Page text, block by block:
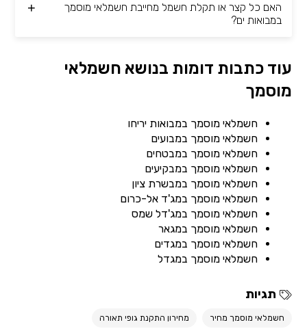
האם כל קצר או תקלת חשמל מחייבת חשמלאי מוסמך
במבואות ים?
עוד כתבות דומות בנושא חשמלאי
מוסמך
חשמלאי מוסמך במבואות יריחו
חשמלאי מוסמך במבועים
חשמלאי מוסמך במבטחים
חשמלאי מוסמך במבקיעים
חשמלאי מוסמך במבשרת ציון
חשמלאי מוסמך במג'ד אל-כרום
חשמלאי מוסמך במג'דל שמס
חשמלאי מוסמך במגאר
חשמלאי מוסמך במגדים
חשמלאי מוסמך במגדל
תגיות
חשמלאי מוסמך מחיר מחירון התקנת גופי תאורה